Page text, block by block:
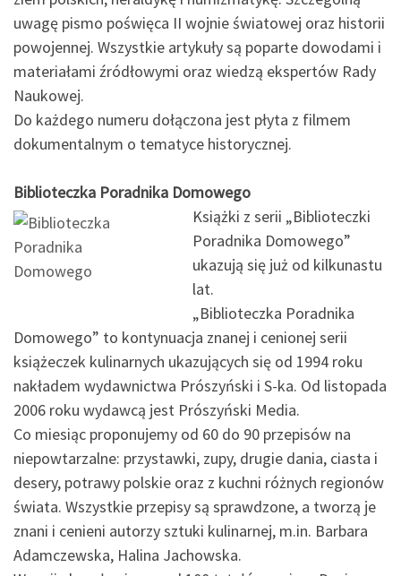
uwagę pismo poświęca II wojnie światowej oraz historii
powojennej. Wszystkie artykuły są poparte dowodami i
materiałami źródłowymi oraz wiedzą ekspertów Rady
Naukowej.
Do każdego numeru dołączona jest płyta z filmem
dokumentalnym o tematyce historycznej.
Biblioteczka Poradnika Domowego
Książki z serii „Biblioteczki
Poradnika Domowego”
ukazują się już od kilkunastu
lat.
„Biblioteczka Poradnika
Domowego” to kontynuacja znanej i cenionej serii
książeczek kulinarnych ukazujących się od 1994 roku
nakładem wydawnictwa Prószyński i S-ka. Od listopada
2006 roku wydawcą jest Prószyński Media.
Co miesiąc proponujemy od 60 do 90 przepisów na
niepowtarzalne: przystawki, zupy, drugie dania, ciasta i
desery, potrawy polskie oraz z kuchni różnych regionów
świata. Wszystkie przepisy są sprawdzone, a tworzą je
znani i cenieni autorzy sztuki kulinarnej, m.in. Barbara
Adamczewska, Halina Jachowska.